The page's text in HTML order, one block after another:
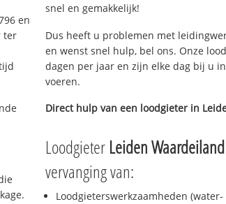
en
ter
snel en gemakkelijk!
Dus heeft u problemen met
en wenst snel hulp, bel ons. Onze
dagen per jaar en zijn elke dag bij u
voeren.
Direct hulp van een loodgieter in
Loodgieter Leiden Waardeiland
vervanging van:
Loodgieterswerkzaamheden